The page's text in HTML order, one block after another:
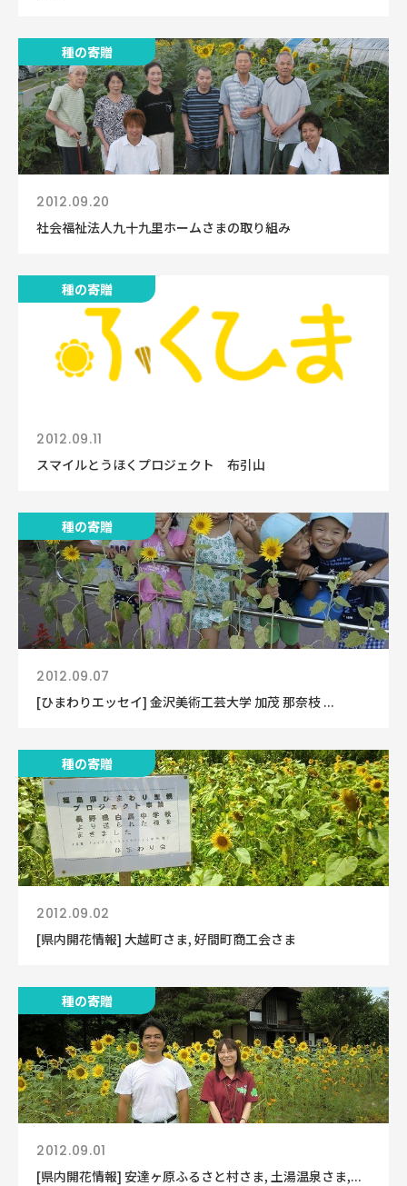
種の寄贈
2012.09.20
社会福祉法人九十九里ホームさまの取り組み
種の寄贈
2012.09.11
スマイルとうほくプロジェクト 布引山
種の寄贈
2012.09.07
[ひまわりエッセイ] 金沢美術工芸大学 加茂 那奈枝 ...
種の寄贈
2012.09.02
[県内開花情報] 大越町さま, 好間町商工会さま
種の寄贈
2012.09.01
[県内開花情報] 安達ヶ原ふるさと村さま, 土湯温泉さま,...